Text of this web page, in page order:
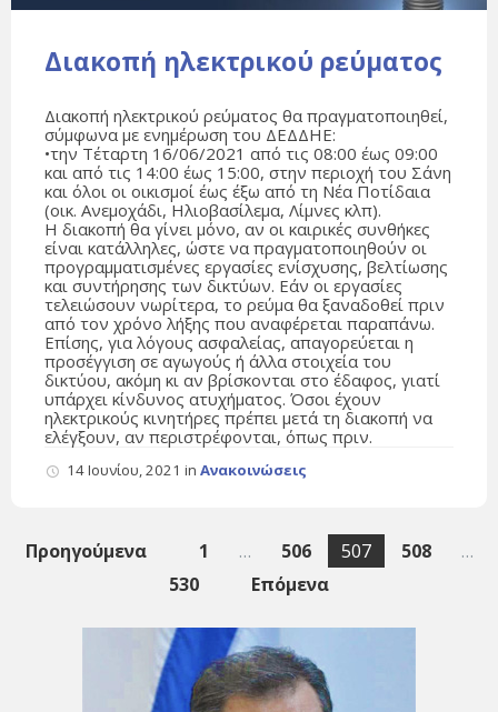
Διακοπή ηλεκτρικού ρεύματος
Διακοπή ηλεκτρικού ρεύματος θα πραγματοποιηθεί,
σύμφωνα με ενημέρωση του ΔΕΔΔΗΕ:
•την Τέταρτη 16/06/2021 από τις 08:00 έως 09:00
και από τις 14:00 έως 15:00, στην περιοχή του Σάνη
και όλοι οι οικισμοί έως έξω από τη Νέα Ποτίδαια
(οικ. Ανεμοχάδι, Ηλιοβασίλεμα, Λίμνες κλπ).
Η διακοπή θα γίνει μόνο, αν οι καιρικές συνθήκες
είναι κατάλληλες, ώστε να πραγματοποιηθούν οι
προγραμματισμένες εργασίες ενίσχυσης, βελτίωσης
και συντήρησης των δικτύων. Εάν οι εργασίες
τελειώσουν νωρίτερα, το ρεύμα θα ξαναδοθεί πριν
από τον χρόνο λήξης που αναφέρεται παραπάνω.
Επίσης, για λόγους ασφαλείας, απαγορεύεται η
προσέγγιση σε αγωγούς ή άλλα στοιχεία του
δικτύου, ακόμη κι αν βρίσκονται στο έδαφος, γιατί
υπάρχει κίνδυνος ατυχήματος. Όσοι έχουν
ηλεκτρικούς κινητήρες πρέπει μετά τη διακοπή να
ελέγξουν, αν περιστρέφονται, όπως πριν.
14 Ιουνίου, 2021 in Ανακοινώσεις
Σελιδοποίηση
Προηγούμενα 1 … 506 507 508
…
530
Επόμενα